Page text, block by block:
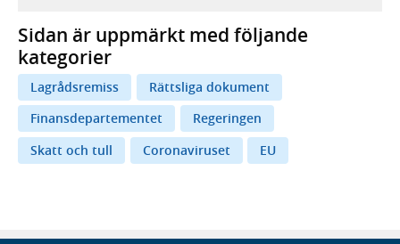
Sidan är uppmärkt med följande
kategorier
Lagrådsremiss
Rättsliga dokument
Finansdepartementet
Regeringen
Skatt och tull
Coronaviruset EU